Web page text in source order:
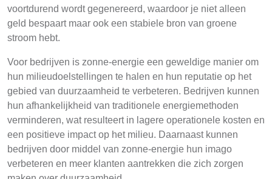
voortdurend wordt gegenereerd, waardoor je niet alleen
geld bespaart maar ook een stabiele bron van groene
stroom hebt.
Voor bedrijven is zonne-energie een geweldige manier om
hun milieudoelstellingen te halen en hun reputatie op het
gebied van duurzaamheid te verbeteren. Bedrijven kunnen
hun afhankelijkheid van traditionele energiemethoden
verminderen, wat resulteert in lagere operationele kosten en
een positieve impact op het milieu. Daarnaast kunnen
bedrijven door middel van zonne-energie hun imago
verbeteren en meer klanten aantrekken die zich zorgen